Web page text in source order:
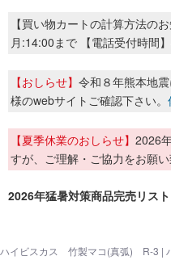
【買い物カートの計算方法の
月:14:00まで 【電話受付時間
【おしらせ】 令和８年熊本地
様のwebサイトご確認下さい。
【夏季休業のおしらせ】 2026
すが、ご理解・ご協力をお願い
2026年猛暑対策商品完売リスト
ハイビスカス 竹製マコ(真弧) R-3 |